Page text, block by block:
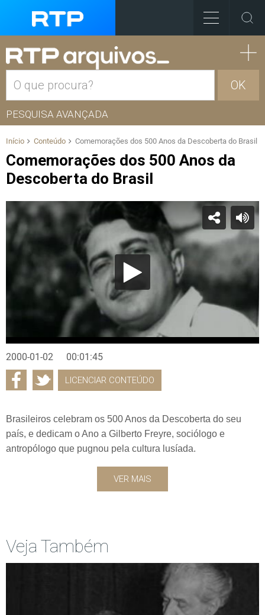
OK
PESQUISA AVANÇADA
Início Conteúdo Comemorações dos 500 Anos da Descoberta do Brasil
Comemorações dos 500 Anos da
Descoberta do Brasil
2000-01-02 00:01:45
LICENCIAR CONTEÚDO
Brasileiros celebram os 500 Anos da Descoberta do seu
país, e dedicam o Ano a Gilberto Freyre, sociólogo e
antropólogo que pugnou pela cultura lusíada.
VER MAIS
Veja Também